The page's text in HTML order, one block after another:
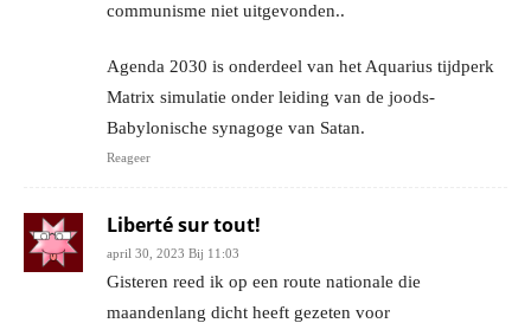
communisme niet uitgevonden..
Agenda 2030 is onderdeel van het Aquarius tijdperk
Matrix simulatie onder leiding van de joods-
Babylonische synagoge van Satan.
Reageer
Liberté sur tout!
april 30, 2023 Bij 11:03
Gisteren reed ik op een route nationale die
maandenlang dicht heeft gezeten voor